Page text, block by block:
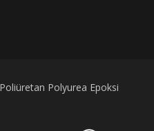
Polyurea Epoksi